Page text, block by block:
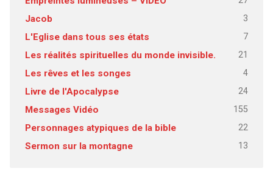
Jacob 3
L'Eglise dans tous ses états 7
Les réalités spirituelles du monde invisible. 21
Les rêves et les songes 4
Livre de l'Apocalypse 24
Messages Vidéo 155
Personnages atypiques de la bible 22
Sermon sur la montagne 13